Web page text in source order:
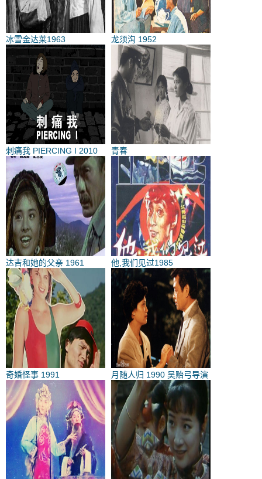
冰雪金达莱1963 龙须沟 1952
刺痛我 PIERCING I 2010 青春
达吉和她的父亲 1961 他,我们见过1985
奇婚怪事 1991 月随人归 1990 吴贻弓导演